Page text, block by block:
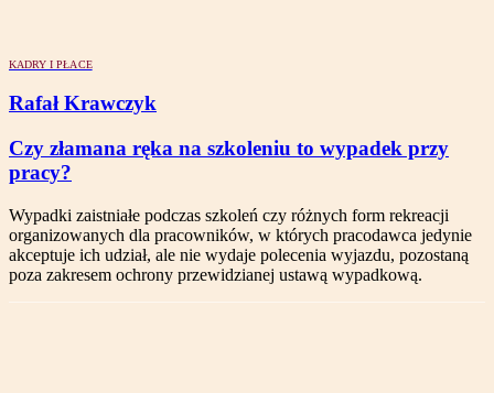
KADRY I PŁACE
Rafał Krawczyk
Czy złamana ręka na szkoleniu to wypadek przy
pracy?
Wypadki zaistniałe podczas szkoleń czy różnych form rekreacji
organizowanych dla pracowników, w których pracodawca jedynie
akceptuje ich udział, ale nie wydaje polecenia wyjazdu, pozostaną
poza zakresem ochrony przewidzianej ustawą wypadkową.